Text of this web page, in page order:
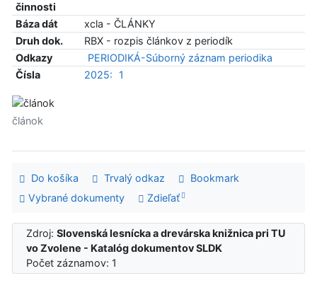
činnosti
Báza dát
xcla - ČLÁNKY
Druh dok.
RBX - rozpis článkov z periodík
Odkazy
PERIODIKÁ-Súborný záznam periodika
Čísla
2025: 1
článok
Do košíka Trvalý odkaz
Bookmark
Vybrané dokumenty
Zdieľať
Zdroj:Slovenská lesnícka a drevárska knižnica pri TU
vo Zvolene - Katalóg dokumentov SLDK
Počet záznamov: 1